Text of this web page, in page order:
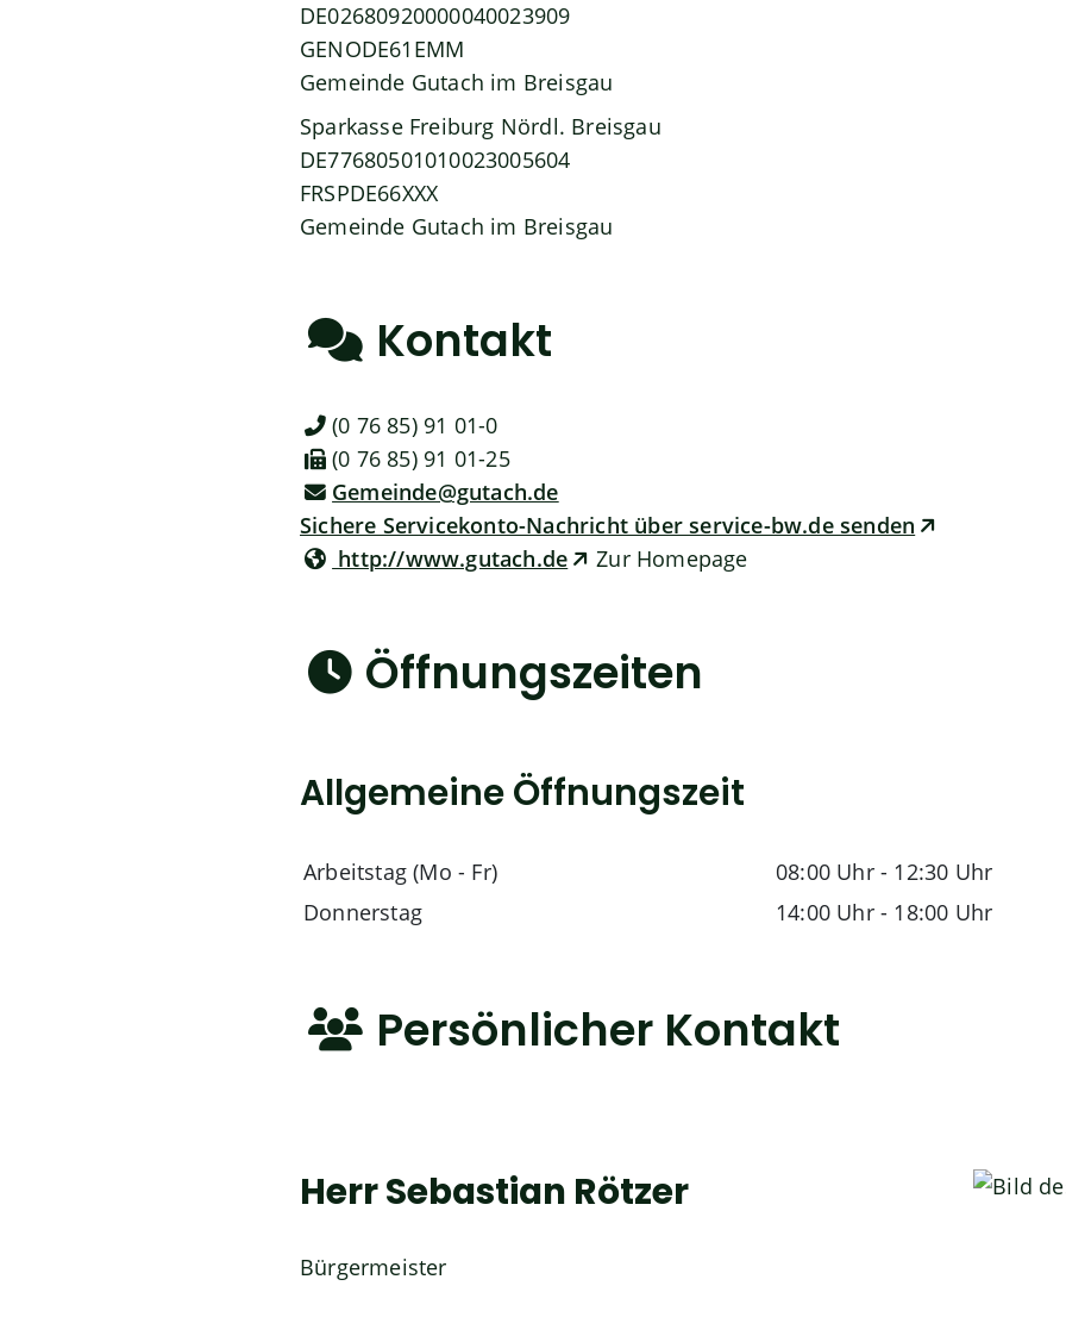
DE02680920000040023909
GENODE61EMM
Gemeinde Gutach im Breisgau
Sparkasse Freiburg Nördl. Breisgau
DE77680501010023005604
FRSPDE66XXX
Gemeinde Gutach im Breisgau
Kontakt
(0 76 85) 91 01-0
(0 76 85) 91 01-25
Gemeinde@gutach.de
Sichere Servicekonto-Nachricht über service-bw.de senden
http://www.gutach.de
Zur Homepage
Öffnungszeiten
Allgemeine Öffnungszeit
Arbeitstag (Mo - Fr) 08:00 Uhr- 12:30 Uhr
Donnerstag
14:00 Uhr- 18:00 Uhr
Persönlicher Kontakt
HerrSebastian Rötzer
Bürgermeister